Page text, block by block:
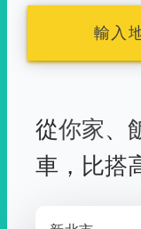
輸入
從你家、
車， 比搭